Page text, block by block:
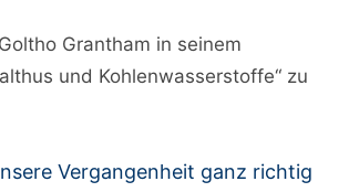
Grantham in seinem
und Kohlenwasserstoffe“ zu
Vergangenheit ganz richtig